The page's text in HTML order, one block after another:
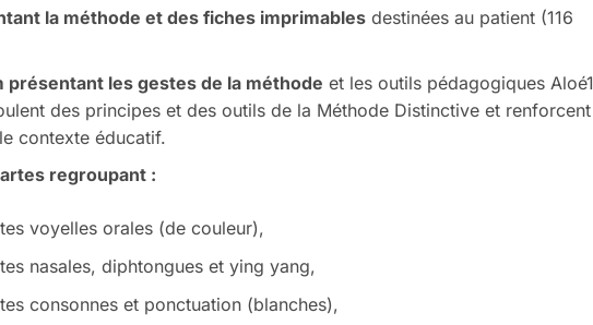
la méthode et des fiches imprimablesdestinées au patient (116
présentant les gestes de la méthode et les outils pédagogiques Aloé1
des principes et des outils de la Méthode Distinctive et renforcent
contexte éducatif.
regroupant :
voyelles orales (de couleur),
nasales, diphtongues et ying yang,
consonnes et ponctuation (blanches),